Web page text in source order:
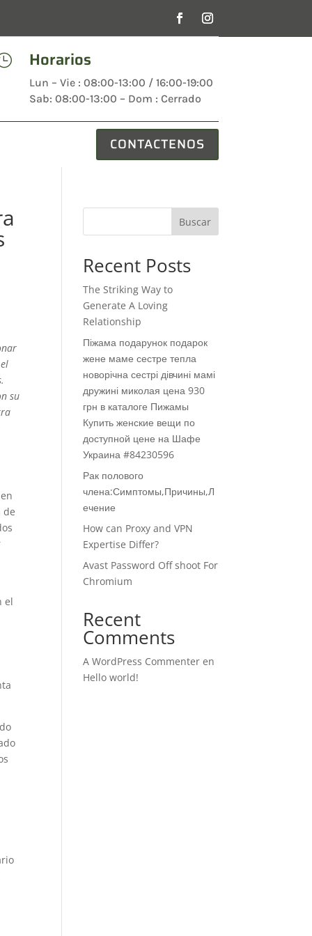
Horarios
Lun – Vie : 08:00-13:00 / 16:00-19:00
Sab: 08:00-13:00 – Dom : Cerrado
CONTACTENOS
su
de
el
Buscar
Recent Posts
The Striking Way to
Generate A Loving
Relationship
Піжама подарунок подарок
жене маме сестре тепла
новорічна сестрі дівчині мамі
дружині миколая цена 930
грн в каталоге Пижамы
Купить женские вещи по
доступной цене на Шафе
Украина #84230596
Рак полового
члена:Симптомы,Причины,Л
ечение
How can Proxy and VPN
Expertise Differ?
Avast Password Off shoot For
Chromium
Recent
Comments
A WordPress Commenter en
Hello world!